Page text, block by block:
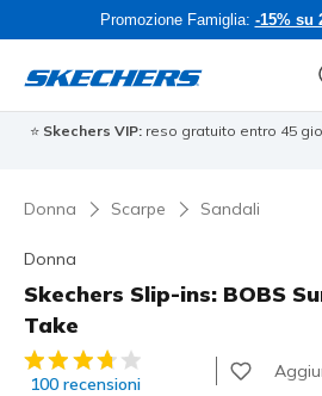
Promozione Famiglia: -15% su
⭐ Skechers VIP: reso gratuito entro 45
Donna Scarpe Sandali
Donna
Skechers Slip-ins: BOBS
Take
Valutazione cliente 3.7 su 5
100 recensioni